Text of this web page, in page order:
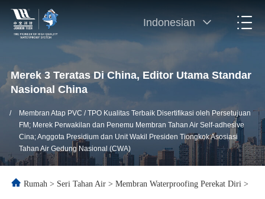
Indonesian
Merek 3 Teratas Di China, Editor Utama Standar
Nasional China
/
Membran Atap PVC / TPO Kualitas Terbaik Disertifikasi oleh Persetujuan
FM; Merek Perwakilan dan Penemu Membran Tahan Air Self-adhesive
Cina; Anggota Presidium dan Unit Wakil Presiden Tiongkok Asosiasi
Tahan Air Gedung Nasional (CWA)
Rumah > Seri Tahan Air > Membran Waterproofing Perekat Diri >